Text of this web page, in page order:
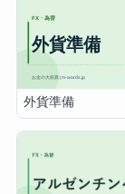
外貨準備